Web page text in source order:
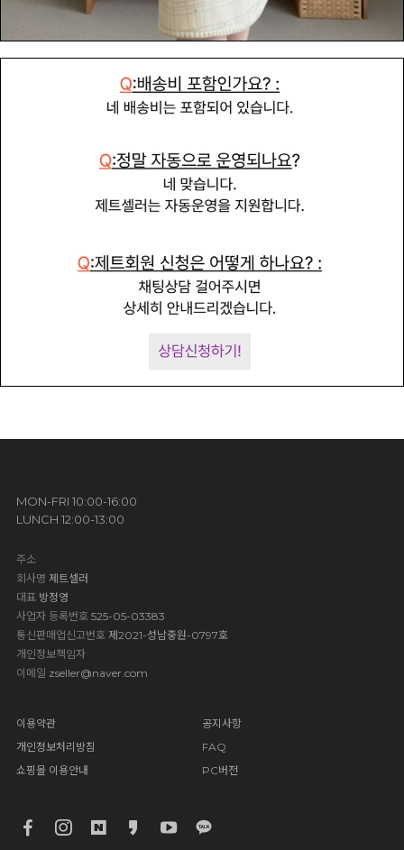
MON-FRI 10:00-16:00
LUNCH 12:00-13:00
주소
회사명 제트셀러
대표방정영
사업자 등록번호 525-05-03383
통신판매업신고번호 제2021-성남중원-0797호
개인정보책임자
이메일 zseller@naver.com
이용약관
개인정보처리방침
쇼핑몰 이용안내
공지사항
FAQ
PC버전